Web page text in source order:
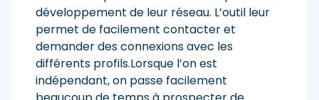
développement de leur réseau. L’outil leur
permet de facilement contacter et
demander des connexions avec les
différents profils.Lorsque l’on est
indépendant, on passe facilement